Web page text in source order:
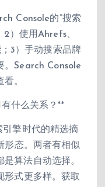
Console的”搜索
2）使用Ahrefs、
3）手动搜索品牌
。Search Console
。
什么关系？**
擎时代的精选摘
形态。两者有相似
算法自动选择。
形式更多样。获取